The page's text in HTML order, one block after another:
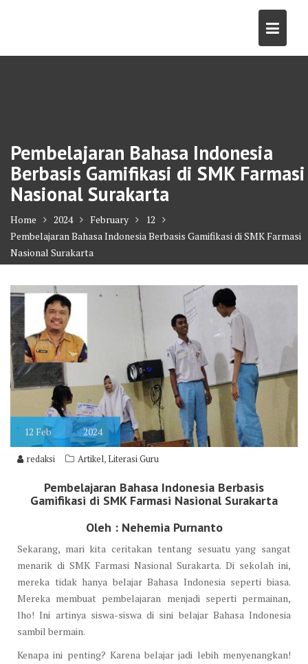
Pembelajaran Bahasa Indonesia
Berbasis Gamifikasi di SMK Farmasi
Nasional Surakarta
Home 2024 February
12
Pembelajaran Bahasa Indonesia Berbasis Gamifikasi di SMK Farmasi
Nasional Surakarta
12 Feb 2024
redaksi Artikel,Literasi Guru
Pembelajaran Bahasa Indonesia Berbasis
Gamifikasi di SMK Farmasi Nasional Surakarta
Oleh : Nehemia Purnanto
Sekarang, mari kita ceritakan tentang sesuatu yang sangat
menarik di SMK Farmasi Nasional Surakarta. Di sekolah ini,
mereka tidak hanya belajar Bahasa Indonesia seperti biasa.
Mereka membuat pembelajaran menjadi seperti permainan,
lho! Ini artinya siswa-siswa di sini belajar Bahasa Indonesia
sambil bermain.
Kenapa ini penting? Karena belajar jadi lebih menyenangkan!